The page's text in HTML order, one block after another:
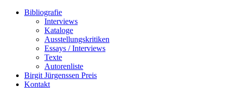
Bibliografie
Interviews
Kataloge
Ausstellungskritiken
Essays / Interviews
Texte
Autorenliste
Birgit Jürgenssen Preis
Kontakt